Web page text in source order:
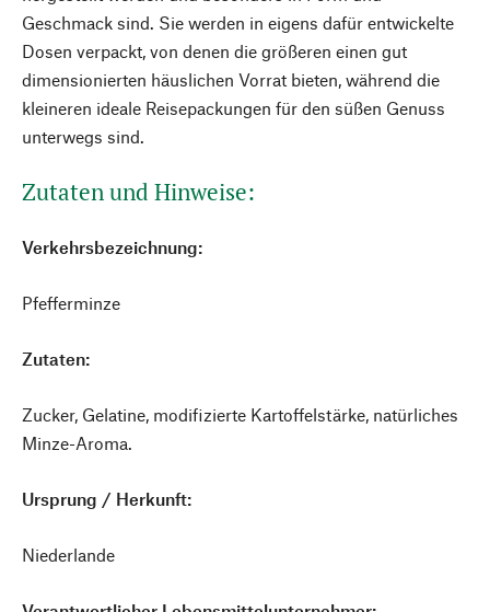
Geschmack sind. Sie werden in eigens dafür entwickelte
Dosen verpackt, von denen die größeren einen gut
dimensionierten häuslichen Vorrat bieten, während die
kleineren ideale Reisepackungen für den süßen Genuss
unterwegs sind.
Zutaten und Hinweise:
Verkehrsbezeichnung:
Pfefferminze
Zutaten:
Zucker, Gelatine, modifizierte Kartoffelstärke, natürliches
Minze-Aroma.
Ursprung / Herkunft:
Niederlande